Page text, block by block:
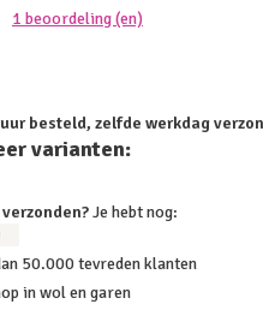
1 beoordeling (en)
besteld, zelfde werkdag
varianten:
Je hebt nog:
50.000 tevreden klanten
in wol en garen